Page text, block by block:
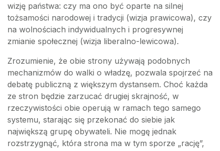
wizję państwa: czy ma ono być oparte na silnej
tożsamości narodowej i tradycji (wizja prawicowa), czy
na wolnościach indywidualnych i progresywnej
zmianie społecznej (wizja liberalno-lewicowa).
Zrozumienie, że obie strony używają podobnych
mechanizmów do walki o władzę, pozwala spojrzeć na
debatę publiczną z większym dystansem. Choć każda
ze stron będzie zarzucać drugiej skrajność, w
rzeczywistości obie operują w ramach tego samego
systemu, starając się przekonać do siebie jak
największą grupę obywateli. Nie mogę jednak
rozstrzygnąć, która strona ma w tym sporze „rację”,